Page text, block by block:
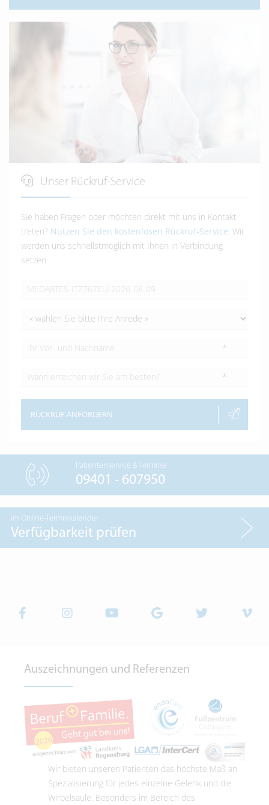
Unser Rückruf-Service
Sie haben Fragen oder möchten direkt mit uns in Kontakt
treten? Nutzen Sie den kostenlosen Rückruf-Service. Wir
werden uns schnellstmöglich mit Ihnen in Verbindung
setzen.
*
*
RÜCKRUF ANFORDERN
Patientenservice & Termine
09401 - 607950
im Online-Terminkalender
Verfügbarkeit prüfen
Auszeichnungen und Referenzen
Wir bieten unseren Patienten das höchste Maß an
Spezialisierung für jedes einzelne Gelenk und die
Wirbelsäule. Besonders im Bereich des